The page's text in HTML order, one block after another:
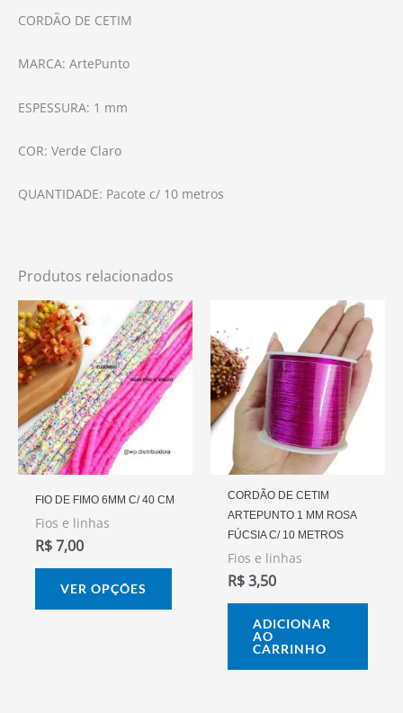
CORDÃO DE CETIM
MARCA: ArtePunto
ESPESSURA: 1 mm
COR: Verde Claro
QUANTIDADE: Pacote c/ 10 metros
Produtos relacionados
FIO DE FIMO 6MM C/ 40 CM
Fios e linhas
R$7,00
VER OPÇÕES
Este
produto
tem
várias
variantes.
podem
na
CORDÃO DE CETIM
ARTEPUNTO 1 MM ROSA
FÚCSIA C/ 10 METROS
Fios e linhas
R$3,50
ADICIONAR
AO
CARRINHO